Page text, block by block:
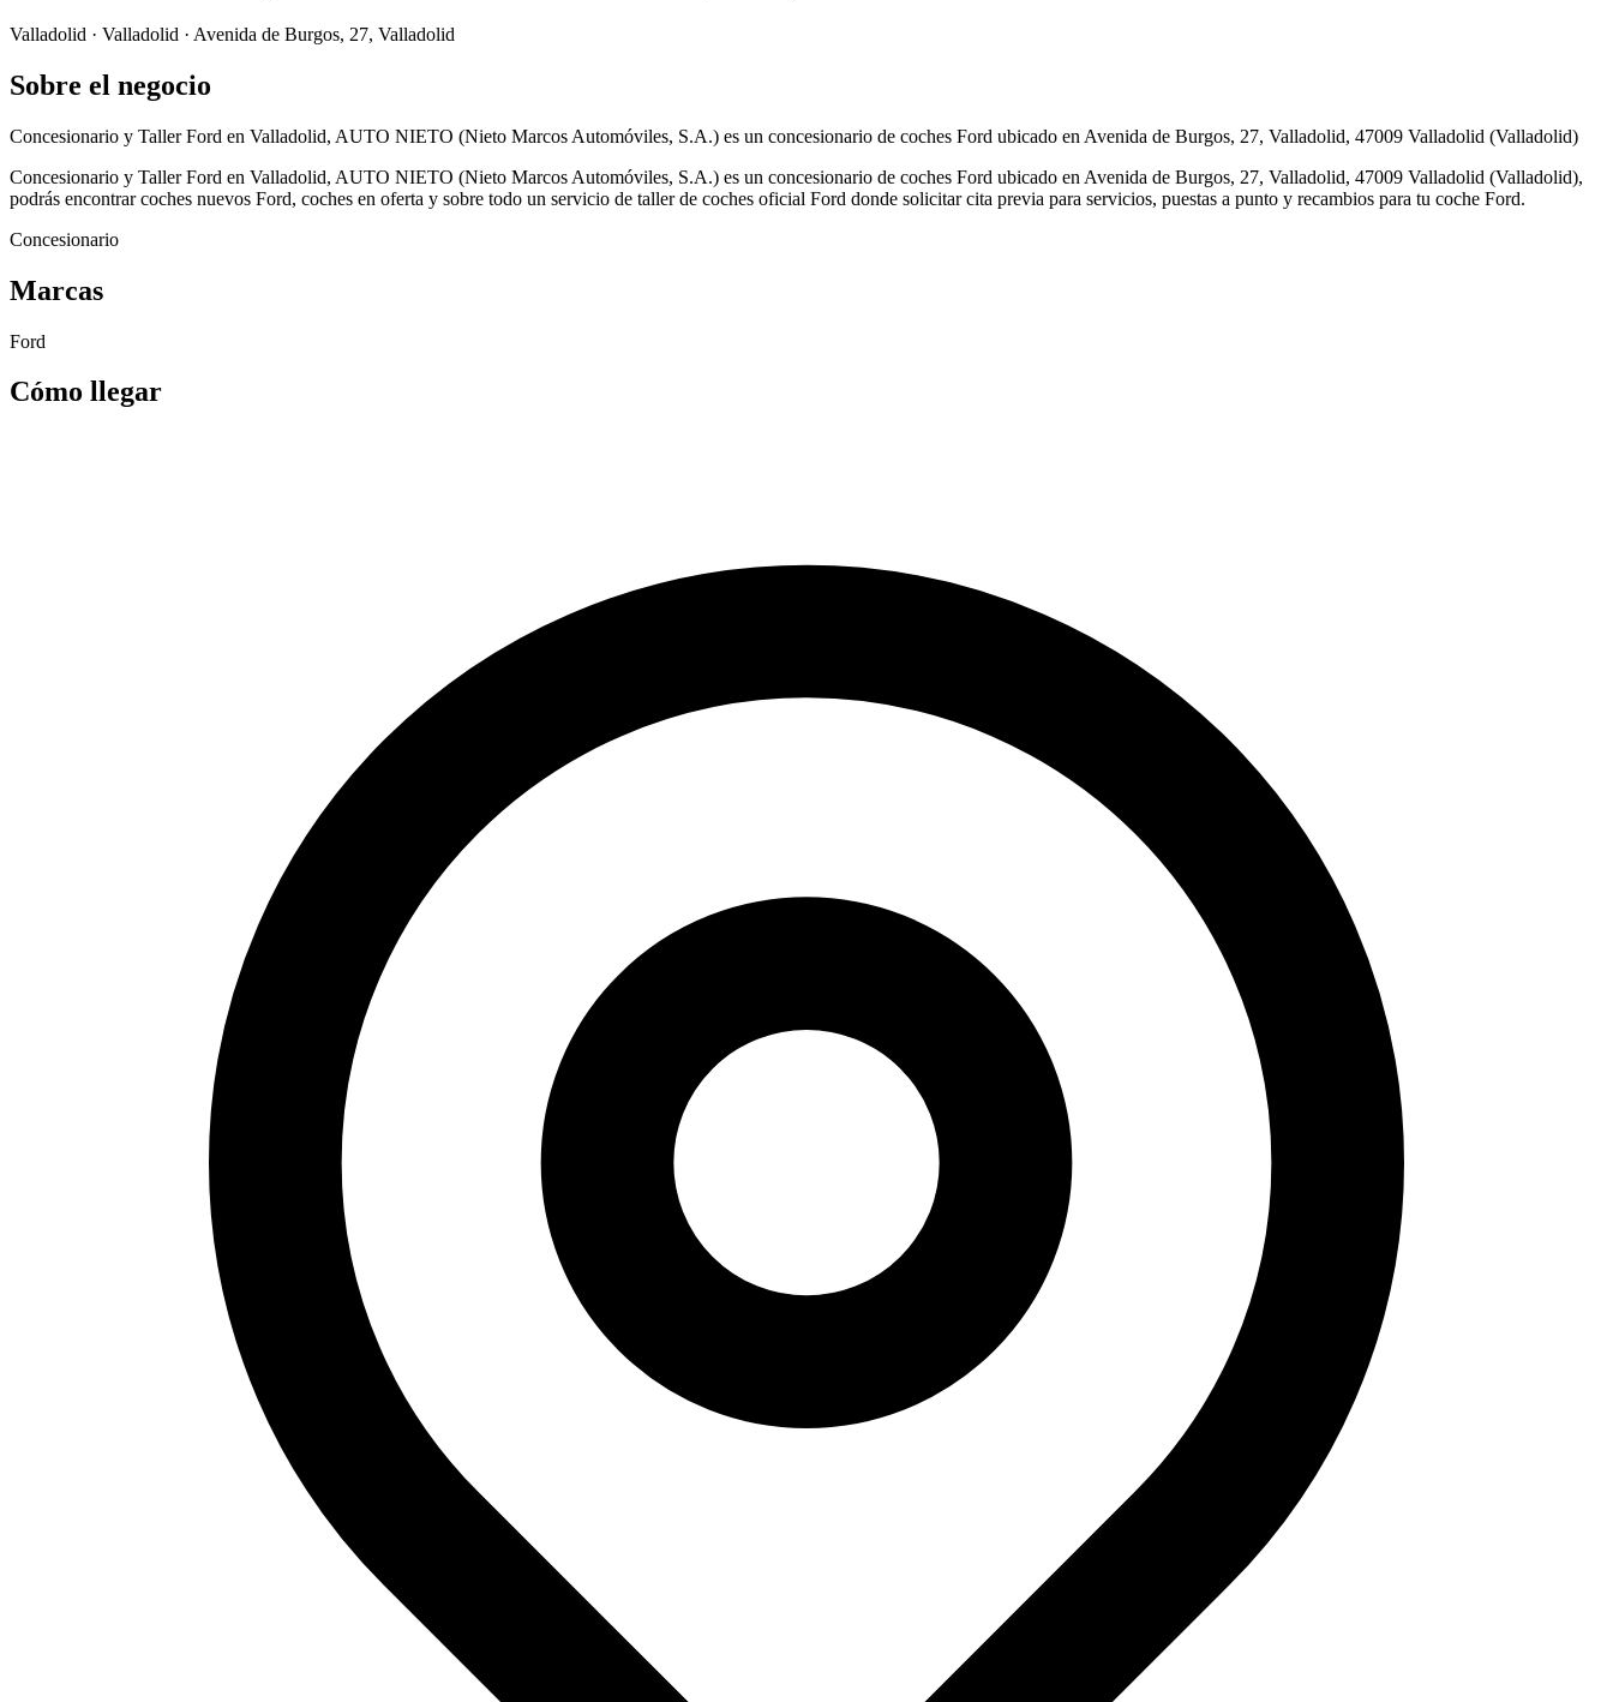
Valladolid · Valladolid · Avenida de Burgos, 27, Valladolid
Sobre el negocio
Concesionario y Taller Ford en Valladolid, AUTO NIETO (Nieto Marcos Automóviles, S.A.) es un concesionario de coches Ford ubicado en Avenida de Burgos, 27, Valladolid, 47009 Valladolid (Valladolid)
Concesionario y Taller Ford en Valladolid, AUTO NIETO (Nieto Marcos Automóviles, S.A.) es un concesionario de coches Ford ubicado en Avenida de Burgos, 27, Valladolid, 47009 Valladolid (Valladolid),
podrás encontrar coches nuevos Ford, coches en oferta y sobre todo un servicio de taller de coches oficial Ford donde solicitar cita previa para servicios, puestas a punto y recambios para tu coche Ford.
Concesionario
Marcas
Ford
Cómo llegar